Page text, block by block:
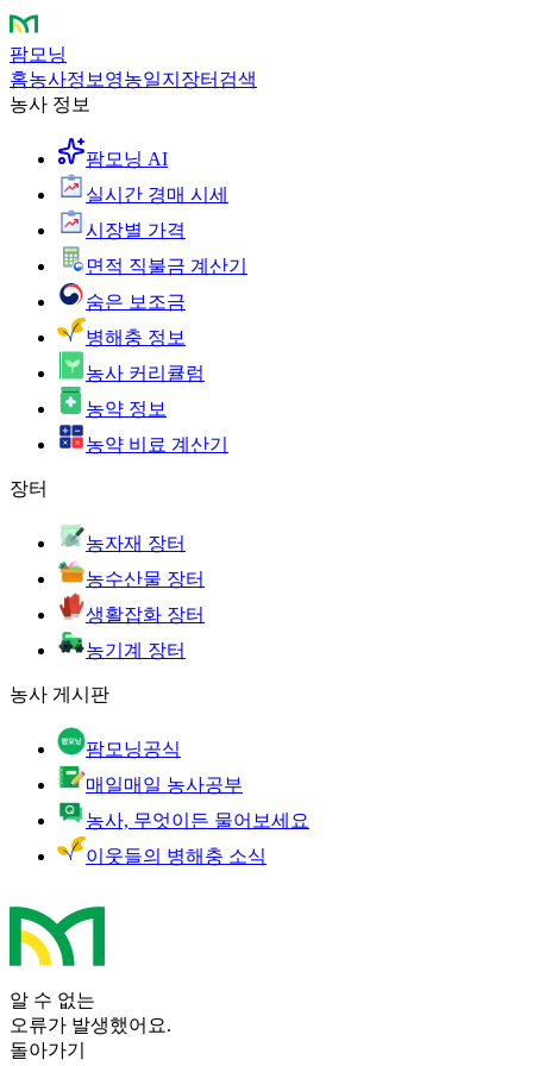
팜모닝
홈농사정보 영농일지 장터 검색
농사 정보
팜모닝 AI
실시간 경매 시세
시장별 가격
면적 직불금 계산기
숨은 보조금
병해충 정보
농사 커리큘럼
농약 정보
농약 비료 계산기
장터
농자재 장터
농수산물 장터
생활잡화 장터
농기계 장터
농사 게시판
팜모닝공식
매일매일 농사공부
농사, 무엇이든 물어보세요
이웃들의 병해충 소식
알 수 없는
오류가 발생했어요.
돌아가기